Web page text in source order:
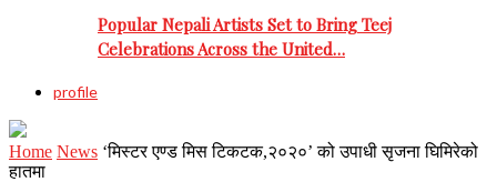
Popular Nepali Artists Set to Bring Teej
Celebrations Across the United…
profile
Home News ‘मिस्टर एण्ड मिस टिकटक,२०२०’ को उपाधी सृजना घिमिरेको
हातमा